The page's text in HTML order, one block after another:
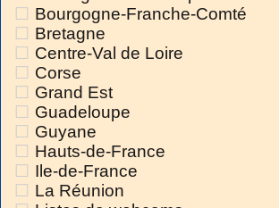
Bourgogne-Franche-Comté
Bretagne
Centre-Val de Loire
Corse
Grand Est
Guadeloupe
Guyane
Hauts-de-France
Ile-de-France
La Réunion